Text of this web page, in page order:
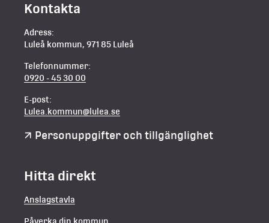
Kontakta
Adress:
Luleå kommun, 971 85 Luleå
Telefonnummer:
0920 - 45 30 00
E-post:
Lulea.kommun@lulea.se
Personuppgifter och tillgänglighet
Hitta direkt
Anslagstavla